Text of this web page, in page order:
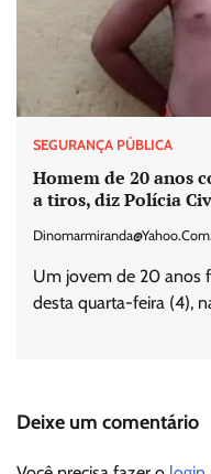
SEGURANÇA PÚBLICA
Homem de 20 anos
a tiros, diz Polícia
Um jovem de 20 anos
desta quarta-feira (4),
Deixe um comentário